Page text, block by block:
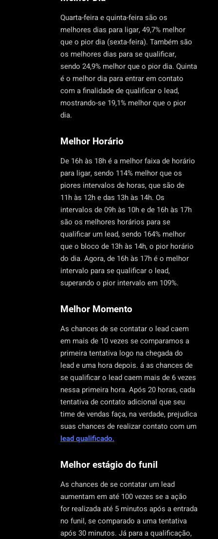
Quarta-feira e quinta-feira são os
melhores dias para ligar, 49,7% melhor
que o pior dia (sexta-feira). Também são
os melhores dias para se qualificar,
sendo 24,9% melhor que o pior dia. Quinta
é o melhor dia para entrar em contato
com a finalidade de qualificar o lead,
mostrando-se 19,1% melhor que o pior
dia.
Melhor Horário
De 16h às 18h é a melhor faixa de horário
para ligar, sendo 114% melhor que os
piores intervalos de horas, que são de
11h às 12h e das 13h às 14h. Os
intervalos de 09h às 10h e de 16h às 17h
são os melhores horários para se
qualificar um lead, sendo 164% melhor
que o bloco de 13h às 14h, o pior horário
do dia. Agora, de 16h às 17h é o melhor
intervalo para se qualificar o lead,
superando o pior intervalo em 109%.
Melhor Momento
As chances de se contatar o lead caem
em mais de 10 vezes se comparamos a
primeira tentativa logo na chegada do
lead e uma hora depois. á as chances de
se qualificar o lead caem mais de 6 vezes
nessa primeira hora. Após 20 horas, cada
tentativa de contato adicional que seu
time de vendas faça, na verdade, prejudica
suas chances de realizar contato com um
lead qualificado.
Melhor estágio do funil
As chances de se contatar um lead
aumentam em até 100 vezes se a ação
for realizada até 5 minutos após a entrada
no funil, se comparado a uma tentativa
após 30 minutos. Já para a qualificação,